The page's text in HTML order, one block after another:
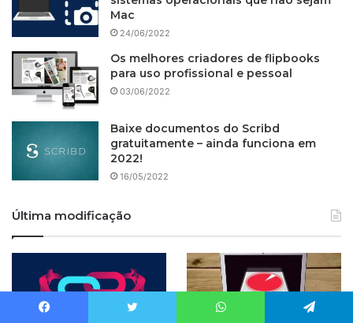
Mac
24/06/2022
Os melhores criadores de flipbooks
para uso profissional e pessoal
03/06/2022
Baixe documentos do Scribd
gratuitamente – ainda funciona em
2022!
16/05/2022
Última modificação